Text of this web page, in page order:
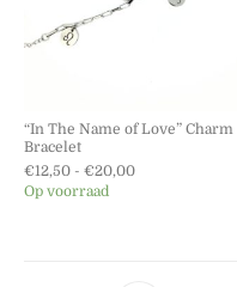
“In The Name of Love” Charm
Bracelet
€12,50 - €20,00Prijsklasse:
Op voorraad